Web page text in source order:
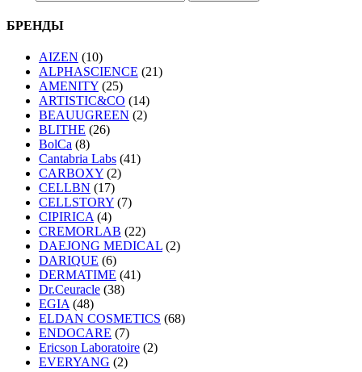
БРЕНДЫ
AIZEN (10)
ALPHASCIENCE (21)
AMENITY (25)
ARTISTIC&CO (14)
BEAUUGREEN (2)
BLITHE (26)
BolCa (8)
Cantabria Labs (41)
CARBOXY (2)
CELLBN (17)
CELLSTORY (7)
CIPIRICA (4)
CREMORLAB (22)
DAEJONG MEDICAL (2)
DARIQUE (6)
DERMATIME (41)
Dr.Ceuracle (38)
EGIA (48)
ELDAN COSMETICS (68)
ENDOCARE (7)
Ericson Laboratoire (2)
EVERYANG (2)